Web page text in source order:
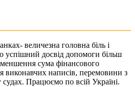
величезна головна біль і
успішний досвід допомоги більш
сума фінансового
виконавчих написів, перемовини з
Працюємо по всій Україні.